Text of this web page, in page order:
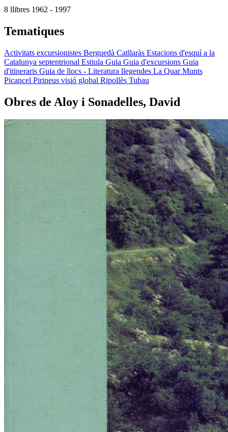
8 llibres 1962 - 1997
Tematiques
Activitats excursionistes Berguedà Catllaràs Estacions d'esquí a la
Catalunya septentrional Estiula Guia Guia d'excursions Guia
d'itineraris Guia de llocs - Literatura llegendes La QuarMunts
Picancel Pirineus visió global Ripollès Tubau
Obres de Aloy i Sonadelles, David